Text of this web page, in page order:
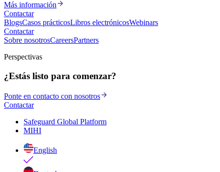
Más información
Contactar
BlogsCasos prácticosLibros electrónicosWebinars
Contactar
Sobre nosotrosCareersPartners
Perspectivas
¿Estás listo para comenzar?
Ponte en contacto con nosotros
Contactar
Safeguard Global Platform
MIHI
English